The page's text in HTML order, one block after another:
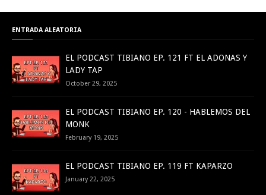
ENTRADA ALEATORIA
EL PODCAST TIBIANO EP. 121 FT EL ADONAS Y
LADY TAP
October 29, 2025
EL PODCAST TIBIANO EP. 120 - HABLEMOS DEL
MONK
February 19, 2025
EL PODCAST TIBIANO EP. 119 FT KAPARZO
January 22, 2025